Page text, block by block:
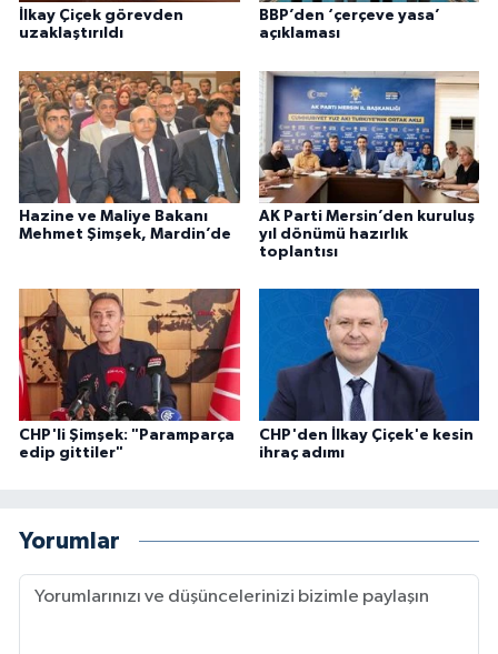
İlkay Çiçek görevden
uzaklaştırıldı
BBP’den ‘çerçeve yasa’
açıklaması
Hazine ve Maliye Bakanı
Mehmet Şimşek, Mardin’de
AK Parti Mersin’den kuruluş
yıl dönümü hazırlık
toplantısı
CHP'li Şimşek: "Paramparça
edip gittiler"
CHP'den İlkay Çiçek'e kesin
ihraç adımı
Yorumlar